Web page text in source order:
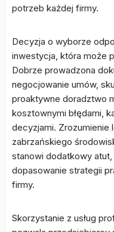
potrzeb każdej firmy.
Decyzja o wyborze
inwestycja, która może
Dobrze prowadzona
negocjowanie umów,
proaktywne doradztwo
kosztownymi błędami,
decyzjami. Zrozumienie
zabrzańskiego
stanowi dodatkowy
dopasowanie strategii
firmy.
Skorzystanie z usług